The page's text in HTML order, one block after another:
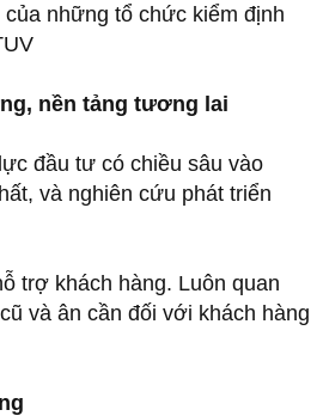
những tổ chức kiểm định
nền tảng tương lai
đầu tư có chiều sâu vào
và nghiên cứu phát triển
trợ khách hàng. Luôn quan
và ân cần đối với khách hàng